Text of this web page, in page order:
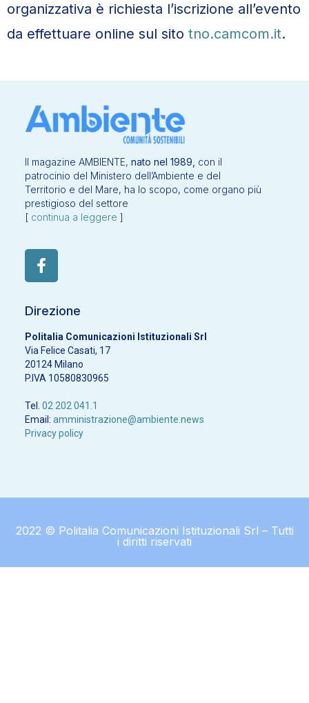
organizzativa è richiesta l’iscrizione all’evento
da effettuare online sul sito tno.camcom.it.
Il magazine AMBIENTE, nato nel 1989, con il
patrocinio del Ministero dell’Ambiente e del
Territorio e del Mare, ha lo scopo, come organo più
prestigioso del settore
[ continua a leggere ]
Direzione
Politalia Comunicazioni Istituzionali Srl
Via Felice Casati, 17
20124 Milano
P.IVA 10580830965
Tel. 02 202 041.1
Email: amministrazione@ambiente.news
Privacy policy
2022 © Politalia Comunicazioni Istituzionali Srl – Tutti
i diritti riservati